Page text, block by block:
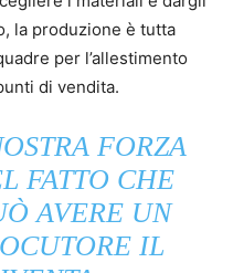
la produzione è tutta
per l’allestimento
di vendita.
FORZA
FATTO CHE
AVERE UN
IL